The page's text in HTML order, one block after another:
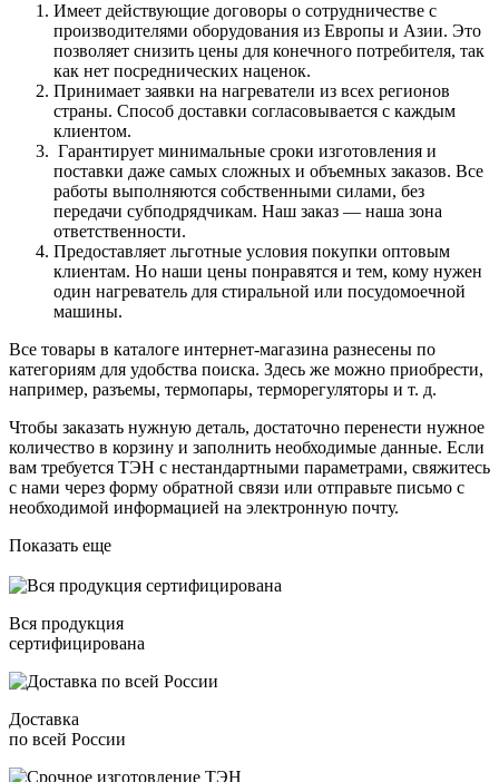
Имеет действующие договоры о сотрудничестве с
производителями оборудования из Европы и Азии. Это
позволяет снизить цены для конечного потребителя, так
как нет посреднических наценок.
Принимает заявки на нагреватели из всех регионов
страны. Способ доставки согласовывается с каждым
клиентом.
Гарантирует минимальные сроки изготовления и
поставки даже самых сложных и объемных заказов. Все
работы выполняются собственными силами, без
передачи субподрядчикам. Наш заказ — наша зона
ответственности.
Предоставляет льготные условия покупки оптовым
клиентам. Но наши цены понравятся и тем, кому нужен
один нагреватель для стиральной или посудомоечной
машины.
Все товары в каталоге интернет-магазина разнесены по
категориям для удобства поиска. Здесь же можно приобрести,
например, разъемы, термопары, терморегуляторы и т. д.
Чтобы заказать нужную деталь, достаточно перенести нужное
количество в корзину и заполнить необходимые данные. Если
вам требуется ТЭН с нестандартными параметрами, свяжитесь
с нами через форму обратной связи или отправьте письмо с
необходимой информацией на электронную почту.
Показать еще
Вся продукция
сертифицирована
Доставка
по всей России